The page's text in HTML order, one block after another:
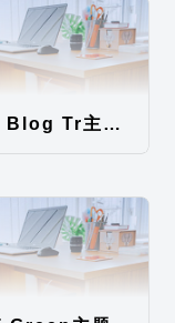
Silk Blog Tr主题汉化包